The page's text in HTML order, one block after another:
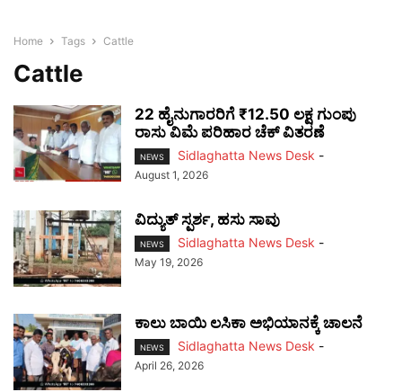
Home Tags Cattle
Cattle
22 ಹೈನುಗಾರರಿಗೆ ₹12.50 ಲಕ್ಷ ಗುಂಪು
ರಾಸು ವಿಮೆ ಪರಿಹಾರ ಚೆಕ್ ವಿತರಣೆ
NEWS Sidlaghatta News Desk -
August 1, 2026
ವಿದ್ಯುತ್ ಸ್ಪರ್ಶ, ಹಸು ಸಾವು
NEWS Sidlaghatta News Desk -
May 19, 2026
ಕಾಲು ಬಾಯಿ ಲಸಿಕಾ ಅಭಿಯಾನಕ್ಕೆ ಚಾಲನೆ
NEWS Sidlaghatta News Desk -
April 26, 2026